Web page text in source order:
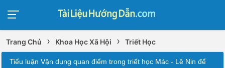
Trang Chủ › Khoa Học Xã Hội › Triết Học
Tiểu luận Vận dụng quan điểm trong triết học Mác - Lê Nin để